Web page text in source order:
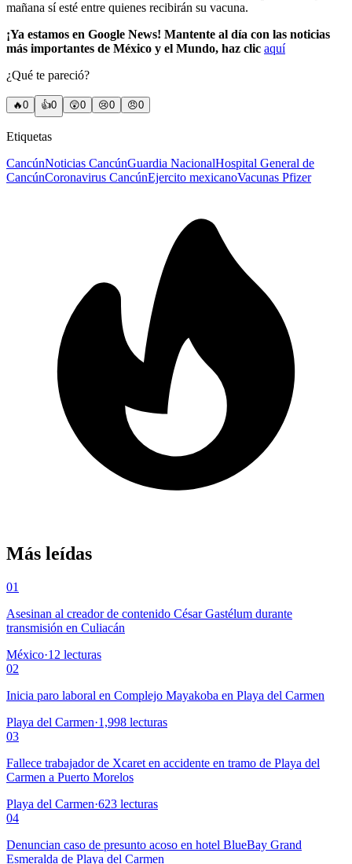
mañana sí esté entre quienes recibirán su vacuna.
¡Ya estamos en Google News! Mantente al día con las noticias
más importantes de México y el Mundo, haz clic aquí
¿Qué te pareció?
🔥0 👍0 😲0 😢0 😠0
Etiquetas
CancúnNoticias CancúnGuardia NacionalHospital General de
CancúnCoronavirus CancúnEjercito mexicanoVacunas Pfizer
Más leídas
01
Asesinan al creador de contenido César Gastélum durante
transmisión en Culiacán
México·12 lecturas
02
Inicia paro laboral en Complejo Mayakoba en Playa del Carmen
Playa del Carmen·1,998 lecturas
03
Fallece trabajador de Xcaret en accidente en tramo de Playa del
Carmen a Puerto Morelos
Playa del Carmen·623 lecturas
04
Denuncian caso de presunto acoso en hotel BlueBay Grand
Esmeralda de Playa del Carmen